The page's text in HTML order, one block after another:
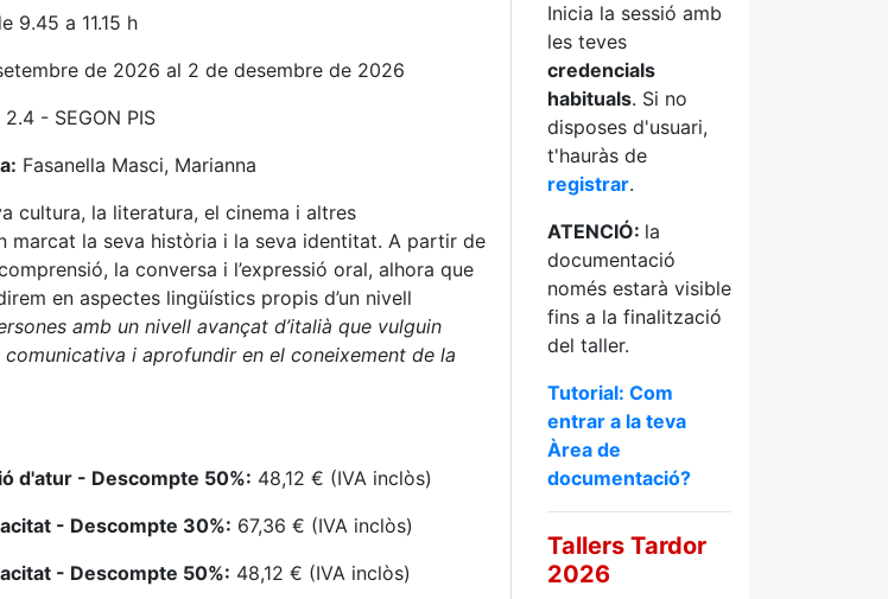
9.45 a 11.15 h
de 2026 al 2 de desembre de 2026
2.4 - SEGON PIS
Fasanella Masci, Marianna
cultura, la literatura, el cinema i altres
marcat la seva història i la seva identitat. A partir de
la conversa i l’expressió oral, alhora que
en aspectes lingüístics propis d’un nivell
amb un nivell avançat d’italià que vulguin
i aprofundir en el coneixement de la
d'atur - Descompte 50%: 48,12 € (IVA inclòs)
- Descompte 30%: 67,36 € (IVA inclòs)
- Descompte 50%: 48,12 € (IVA inclòs)
Inicia la sessió amb
les teves
credencials
habituals. Si no
disposes d'usuari,
t'hauràs de
registrar.
ATENCIÓ: la
documentació
només estarà visible
fins a la finalització
del taller.
Tutorial: Com
entrar a la teva
Àrea de
documentació?
Tallers Tardor
2026